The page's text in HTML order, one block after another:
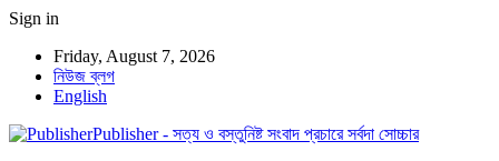
Sign in
Friday, August 7, 2026
নিউজ ব্লগ
English
Publisher - সত্য ও বস্তুনিষ্ট সংবাদ প্রচারে সর্বদা সোচ্চার